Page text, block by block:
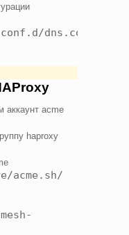
dns.conf
аккаунт acme
haproxy
acme.sh/